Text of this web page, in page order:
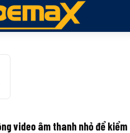
video âm thanh nhỏ để kiểm